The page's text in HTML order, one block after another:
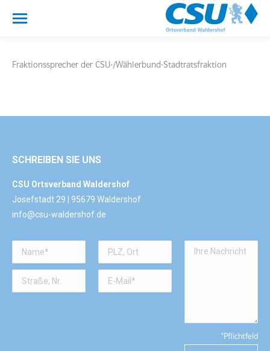
Fraktionssprecher der CSU-/Wählerbund-Stadtratsfraktion
SCHREIBEN SIE UNS
CSU Ortsverband Waldershof
Josefstadt 29 | 95679 Waldershof
info@csu-waldershof.de
*Pflichtfeld